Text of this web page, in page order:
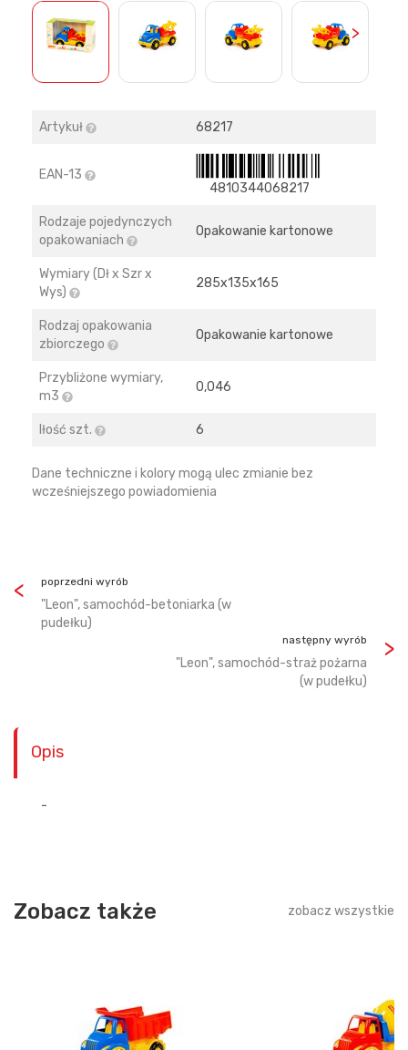
>
Artykuł 68217
EAN-13
4810344068217
Rodzaje pojedynczych
opakowaniach
Opakowanie kartonowe
Wymiary (Dł x Szr x
Wys)
285х135х165
Rodzaj opakowania
zbiorczego
Opakowanie kartonowe
Przybliżone wymiary,
m3
0,046
Iłość szt. 6
Dane techniczne i kolory mogą ulec zmianie bez
wcześniejszego powiadomienia
poprzedni wyrób
"Leon", samochód-betoniarka (w
pudełku)
następny wyrób
"Leon", samochód-straż pożarna
(w pudełku)
Opis
-
Zobacz także zobacz wszystkie